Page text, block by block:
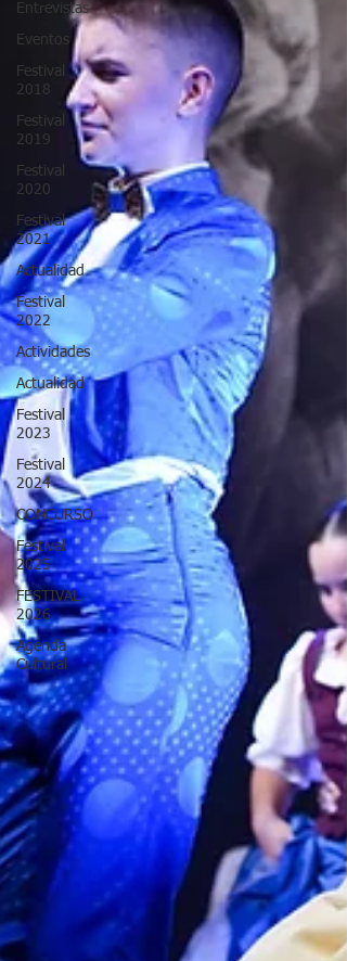
Entrevistas
Eventos
Festival
2018
Festival
2019
Festival
2020
Festival
2021
Actualidad
Festival
2022
Actividades
Actualidad
Festival
2023
Festival
2024
CONCURSO
Festival
2025
FESTIVAL
2026
Agenda
Cultural